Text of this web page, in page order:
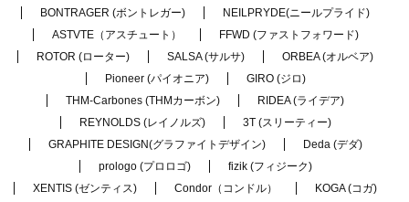
BONTRAGER (ボントレガー)
NEILPRYDE(ニールプライド)
ASTVTE（アスチュート）
FFWD (ファストフォワード)
ROTOR (ローター)
SALSA (サルサ)
ORBEA (オルベア)
Pioneer (パイオニア)
GIRO (ジロ)
THM-Carbones (THMカーボン)
RIDEA (ライデア)
REYNOLDS (レイノルズ)
3T (スリーティー)
GRAPHITE DESIGN(グラファイトデザイン)
Deda (デダ)
prologo (プロロゴ)
fizik (フィジーク)
XENTIS (ゼンティス)
Condor（コンドル）
KOGA (コガ)